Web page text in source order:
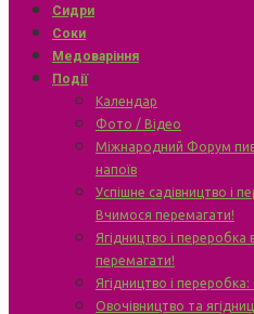
Сидри
Соки
Медоваріння
Події
Календар
Фото / Відео
Міжнародний Форум
напоїв
Успішне садівництво і
Вчимося перемагати!
Ягідництво і
перемагати!
Ягідництво і переробка:
Овочівництво та